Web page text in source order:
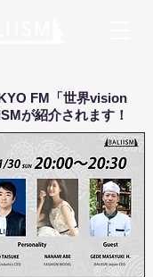
FM「世界vision
が紹介されます！